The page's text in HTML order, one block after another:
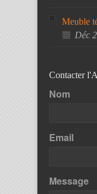
Meuble
Déc
Contacter
Nom
Email
Message